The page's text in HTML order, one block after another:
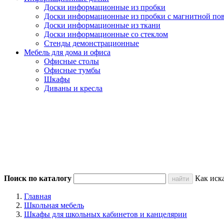
Доски информационные из пробки
Доски информационные из пробки с магнитной
Доски информационные из ткани
Доски информационные со стеклом
Стенды демонстрационные
Мебель для дома и офиса
Офисные столы
Офисные тумбы
Шкафы
Диваны и кресла
Поиск по каталогу Как
Главная
Школьная мебель
Шкафы для школьных кабинетов и канцелярии